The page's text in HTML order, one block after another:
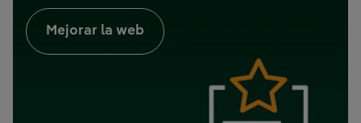
Mejorar la web